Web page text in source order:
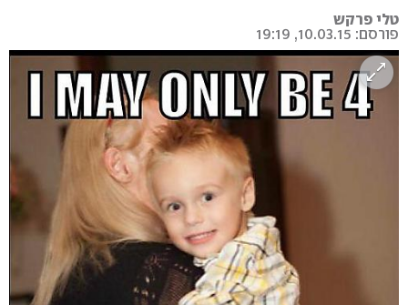
טלי פרקש
פורסם: 10.03.15, 19:19